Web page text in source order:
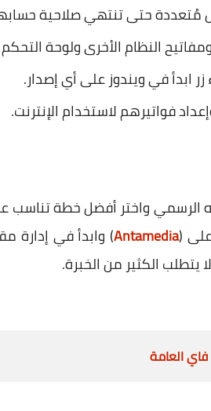
مُتعددة حتى تنتهي صلاحية
ابدأ في ويندوز على أي إصدار.
الرسمي واختر أفضل خطة تناسب
(
Antamedia) وابدأ في إدارة
الكثير من الخبرة.